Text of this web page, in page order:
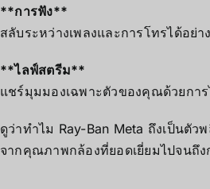
**การฟัง**
สลับระหว่างเพลงและการโทรได้อย่
**ไลฟ์สตรีม**
แชร์มุมมองเฉพาะตัวของคุณด้วยกา
ดูว่าทำไม Ray-Ban Meta ถึงเป็นตัว
จากคุณภาพกล้องที่ยอดเยี่ยมไปจนถึง